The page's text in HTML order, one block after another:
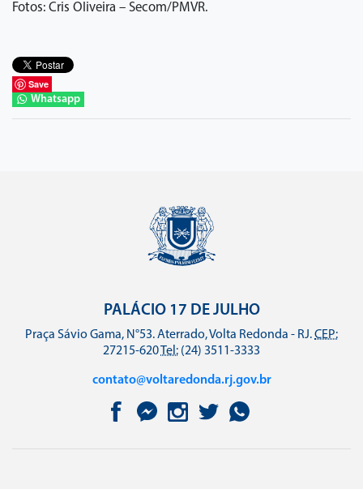
Fotos: Cris Oliveira – Secom/PMVR.
Save
Whatsapp
PALÁCIO 17 DE JULHO
Praça Sávio Gama, N°53. Aterrado, Volta Redonda - RJ.CEP:
27215-620Tel: (24) 3511-3333
contato@voltaredonda.rj.gov.br